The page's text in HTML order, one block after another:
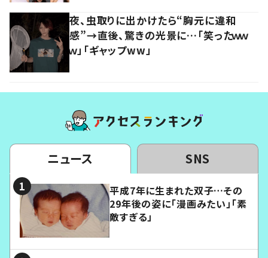
夜、虫取りに出かけたら“胸元に違和
感”→直後、驚きの光景に…「笑ったｗｗ
ｗ」「ギャップww」
ニュース SNS
平成7年に生まれた双子…その
29年後の姿に「漫画みたい」「素
敵すぎる」